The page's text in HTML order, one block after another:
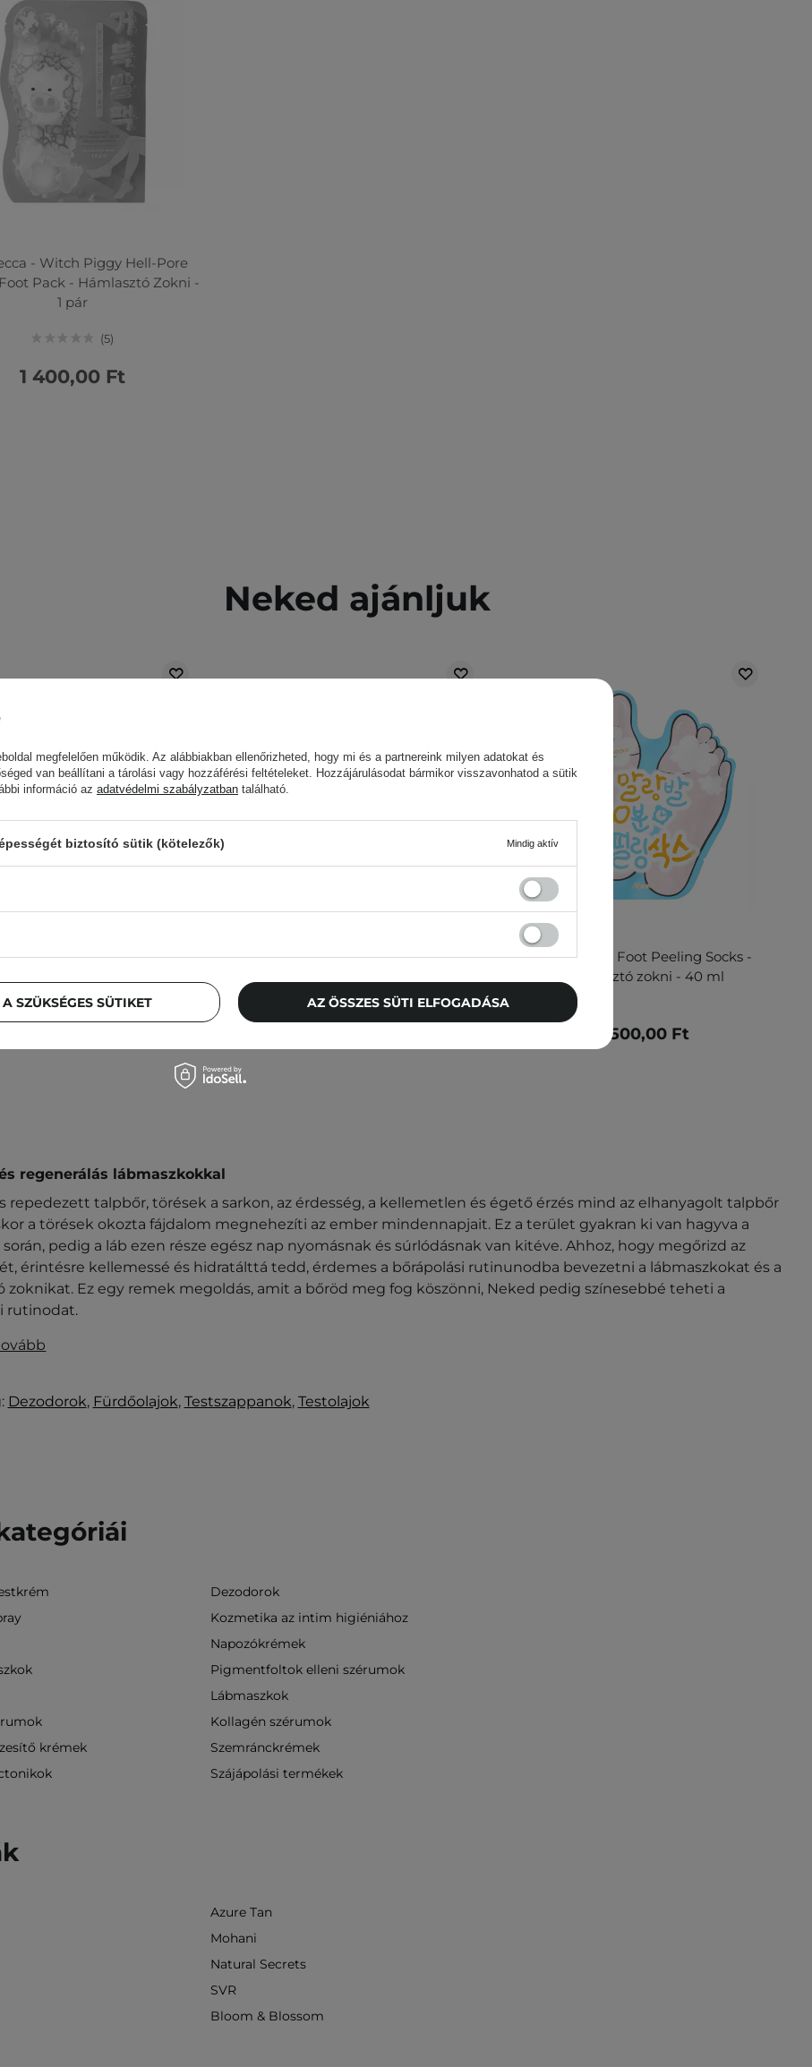
- Witch Piggy Hell-Pore
Pack - Hámlasztó Zokni -
1 pár
5
1 400,00 Ft
Neked ajánljuk
- Dry Essence Foot Pack -
Innisfree - Special Care Foot Mask
A'pieu - Soft Foot Peeling Socks -
Hámlasztó zokni - 40 ml
2 500,00 Ft
regenerálás lábmaszkokkal
repedezett talpbőr, törések a sarkon, az érdesség, a kellemetlen és égető érzés mind az elhanyagolt talpbőr
a törések okozta fájdalom megnehezíti az ember mindennapjait. Ez a terület gyakran ki van hagyva a
során, pedig a láb ezen része egész nap nyomásnak és súrlódásnak van kitéve. Ahhoz, hogy megőrizd az
érintésre kellemessé és hidratálttá tedd, érdemes a bőrápolási rutinunodba bevezetni a lábmaszkokat és a
zoknikat. Ez egy remek megoldás, amit a bőröd meg fog köszönni, Neked pedig színesebbé teheti a
rutinodat.
Dezodorok, Fürdőolajok, Testszappanok, Testolajok
Dezodorok
Kozmetika az intim higiéniához
Napozókrémek
Pigmentfoltok elleni szérumok
Lábmaszkok
Kollagén szérumok
krémek
Szemránckrémek
Szájápolási termékek
Azure Tan
Mohani
Natural Secrets
SVR
Bloom & Blossom
megfelelően működik. Az alábbiakban ellenőrizheted, hogy mi és a partnereink milyen adatokat és
van beállítani a tárolási vagy hozzáférési feltételeket. Hozzájárulásodat bármikor visszavonhatod a sütik
információ az adatvédelmi szabályzatban található.
biztosító sütik (kötelezők) Mindig aktív
SZÜKSÉGES SÜTIKET AZ ÖSSZES SÜTI ELFOGADÁSA